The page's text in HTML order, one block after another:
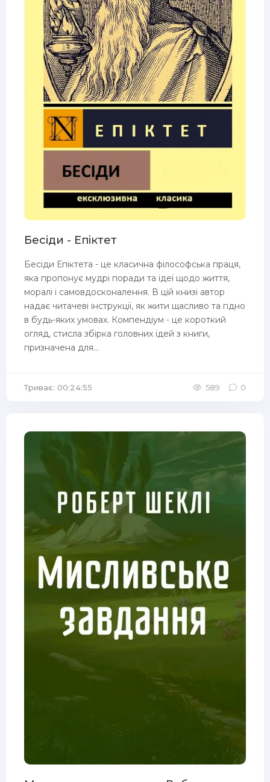
Бесіди - Епіктет
Бесіди Епіктета - це класична філософська праця,
яка пропонує мудрі поради та ідеї щодо життя,
моралі і самовдосконалення. В цій книзі автор
надає читачеві інструкції, як жити щасливо та гідно
в будь-яких умовах. Компендіум - це короткий
огляд, стисла збірка головних ідей з книги,
призначена для...
Триває: 00:24:55 589 0